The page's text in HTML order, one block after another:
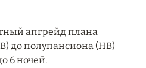
апгрейд плана
до полупансиона (HB)
6 ночей.